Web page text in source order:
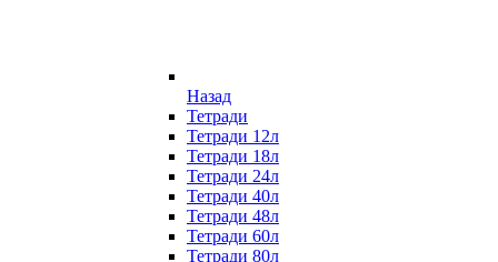
Назад
Тетради
Тетради 12л
Тетради 18л
Тетради 24л
Тетради 40л
Тетради 48л
Тетради 60л
Тетради 80л